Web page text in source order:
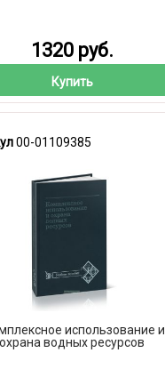
1320 руб.
Купить
00-01109385
использование и
охрана водных ресурсов